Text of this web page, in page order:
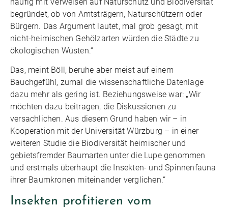
begründet, ob von Amtsträgern, Naturschützern oder
Bürgern. Das Argument lautet, mal grob gesagt, mit
nicht-heimischen Gehölzarten würden die Städte zu
ökologischen Wüsten.“
Das, meint Böll, beruhe aber meist auf einem
Bauchgefühl, zumal die wissenschaftliche Datenlage
dazu mehr als gering ist. Beziehungsweise war: „Wir
möchten dazu beitragen, die Diskussionen zu
versachlichen. Aus diesem Grund haben wir – in
Kooperation mit der Universität Würzburg – in einer
weiteren Studie die Biodiversität heimischer und
gebietsfremder Baumarten unter die Lupe genommen
und erstmals überhaupt die Insekten- und Spinnenfauna
ihrer Baumkronen miteinander verglichen.“
Insekten profitieren vom